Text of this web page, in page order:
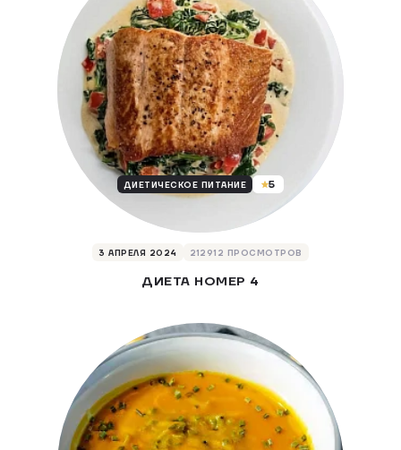
ДИЕТИЧЕСКОЕ ПИТАНИЕ 5
3 АПРЕЛЯ 2024 212912 ПРОСМОТРОВ
ДИЕТА НОМЕР 4